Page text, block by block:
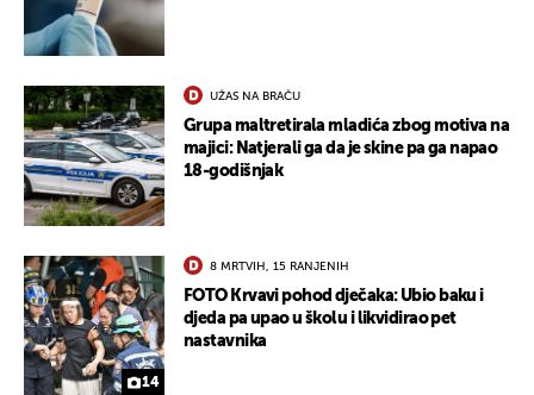
UŽAS NA BRAČU
Grupa maltretirala mladića zbog motiva na
majici: Natjerali ga da je skine pa ga napao
18-godišnjak
14
8 MRTVIH, 15 RANJENIH
FOTO Krvavi pohod dječaka: Ubio baku i
djeda pa upao u školu i likvidirao pet
nastavnika